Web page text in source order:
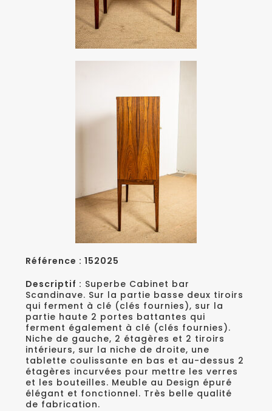
Référence : 152025
Descriptif : Superbe Cabinet bar
Scandinave. Sur la partie basse deux tiroirs
qui ferment à clé (clés fournies), sur la
partie haute 2 portes battantes qui
ferment également à clé (clés fournies).
Niche de gauche, 2 étagères et 2 tiroirs
intérieurs, sur la niche de droite, une
tablette coulissante en bas et au-dessus 2
étagères incurvées pour mettre les verres
et les bouteilles. Meuble au Design épuré
élégant et fonctionnel. Très belle qualité
de fabrication.